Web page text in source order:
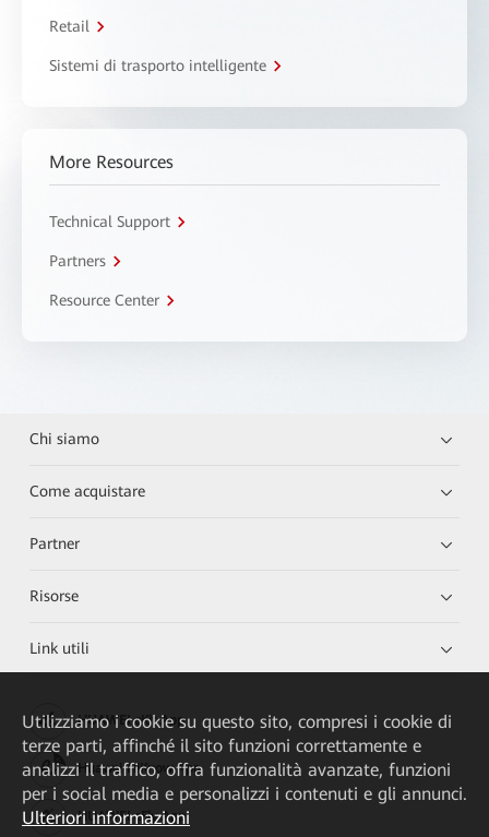
Retail
Sistemi di trasporto intelligente
More Resources
Technical Support
Partners
Resource Center
Chi siamo
Come acquistare
Partner
Risorse
Link utili
HUAWEI eKit App
Huawei HiKnow App
HUAWEI eFly App
Utilizziamo i cookie su questo sito, compresi i cookie di
terze parti, affinché il sito funzioni correttamente e
analizzi il traffico, offra funzionalità avanzate, funzioni
per i social media e personalizzi i contenuti e gli annunci.
Ulteriori informazioni